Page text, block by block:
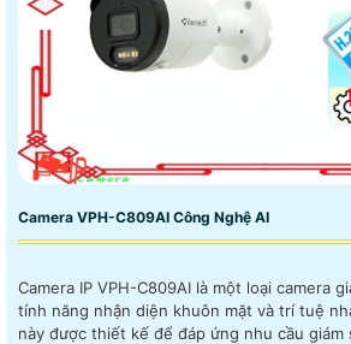
Camera VPH-C809AI Công Nghệ AI
Camera IP VPH-C809AI là một loại camera
tính năng nhận diện khuôn mặt và trí tuệ nhân tạo
này được thiết kế để đáp ứng nhu cầu giám